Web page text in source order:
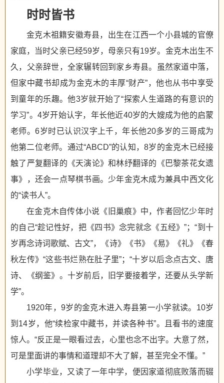
时时皆书
金克木祖籍安徽寿县，出生在江西一个小县城的官僚
家庭，当时父亲已经59岁，母亲只有19岁。金克木出生不
久，父亲辞世，全家辗转回到家乡寿县。虽然家道中落，
但家中藏书却成为金克木的丰厚“财产”，他也从书中享受
到童年的乐趣。他3岁就开始了“探索人生道路的有意识的
学习”。4岁开始认字，年长他近40岁的大嫂成为他的启蒙
老师。6岁时已认识汉字上千，年长他20多岁的三哥成为
他第二位老师。通过“ABCD”的认知，8岁的金克木已经接
触了严复翻译的《天演论》和林纾翻译的《巴黎茶花女遗
事》，还会一点琴棋书画。少年金克木成为兼具中西文化
的“读书人”。
在金克木自传体小说《旧巢痕》中，作者回忆少年时
的自己“趁记性好，把《四书》念完就念《五经》”；“到十
岁再念诗词歌赋、古文”，《诗》《书》《易》《礼》《春
秋左传》“这些书烂熟在肚子里”；“十岁以后念点古文、唐
诗、《纲鉴》。十岁前后，旧学要接着学，还要从头学新
学”。
1920年，9岁的金克木进入寿县第一小学就读。10岁
到14岁，他“续检家中藏书，并读各种书”。且看书的速度
惊人。“反正是一眼看过去，心里也念不出字。大意了然，
可是里面讲的事情和道理却不大了解，甚至完全不懂。”
小学毕业，又读了一年中学，便因家道彻底败落而辍